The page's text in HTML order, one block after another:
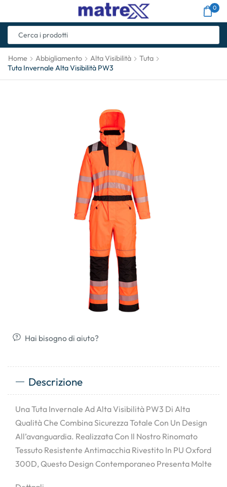
0
Home Abbigliamento Alta Visibilità
Tuta
Tuta Invernale Alta Visibilità PW3
Hai bisogno di aiuto?
Descrizione
Una Tuta Invernale Ad Alta Visibilità PW3 Di Alta
Qualità Che Combina Sicurezza Totale Con Un Design
All’avanguardia. Realizzata Con Il Nostro Rinomato
Tessuto Resistente Antimacchia Rivestito In PU Oxford
300D, Questo Design Contemporaneo Presenta Molte